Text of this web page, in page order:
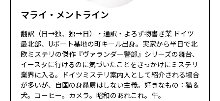
マライ・メントライン
翻訳（日→独、独→日）・通訳・よろず物書き業 ドイツ
最北部、Uボート基地の町キール出身。実家から半日で北
欧ミステリの傑作『ヴァランダー警部』シリーズの舞台、
イースタに行けるのに気づいたことをきっかけにミステリ
業界に入る。ドイツミステリ案内人として紹介される場合
が多いが、自国の身贔屓はしない主義。好きなもの：猫＆
犬。コーヒー。カメラ。昭和のあれこれ。牛。